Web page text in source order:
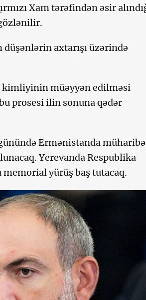
Xam tərəfindən əsir
axtarışı üzərində
kimliyinin müəyyən edilməsi
prosesi ilin sonuna qədər
Ermənistanda
Yerevanda Respublika
yürüş baş tutacaq.